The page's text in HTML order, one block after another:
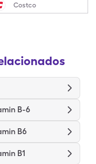
Costco
B-6
B6
B1